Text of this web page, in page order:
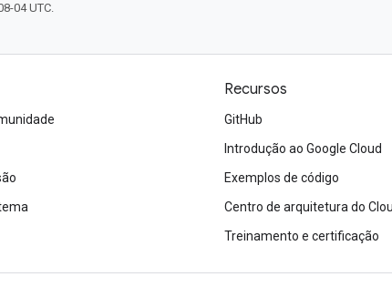
04 UTC.
Recursos
GitHub
Introdução ao Google Cloud
Exemplos de código
Centro de arquitetura do
Treinamento e certificação